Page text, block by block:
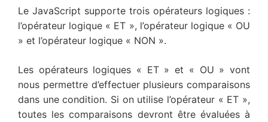
Le JavaScript supporte trois opérateurs logiques :
l’opérateur logique « ET », l’opérateur logique « OU
» et l’opérateur logique « NON ».
Les opérateurs logiques « ET » et « OU » vont
nous permettre d’effectuer plusieurs comparaisons
dans une condition. Si on utilise l’opérateur « ET »,
toutes les comparaisons devront être évaluées à